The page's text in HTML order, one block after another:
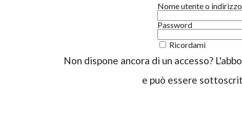
Nome utente o
Password
Ricordami
Non dispone ancora di un accesso?
e può essere